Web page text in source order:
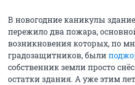
В новогодние каникулы
пережило два пожара,
возникновения которых, по
градозащитников, были
собственник земли просто
остатки здания. А уже этим